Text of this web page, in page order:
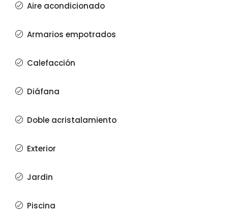
Aire acondicionado
Armarios empotrados
Calefacción
Diáfana
Doble acristalamiento
Exterior
Jardin
Piscina